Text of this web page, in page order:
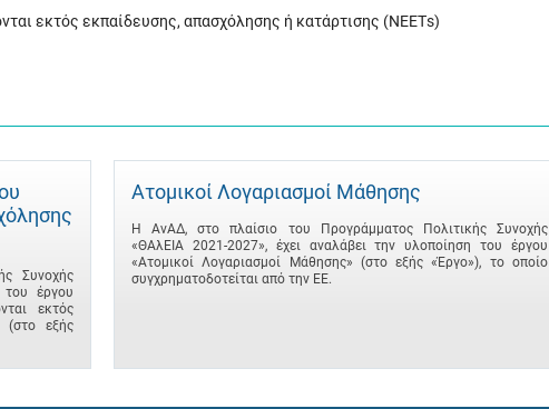
εκτός εκπαίδευσης, απασχόλησης ή κατάρτισης (ΝΕΕΤs)
Συνοχής
του έργου
εκτός
(στο εξής
Ατομικοί Λογαριασμοί Μάθησης
Η ΑνΑΔ, στο πλαίσιο του Προγράμματος Πολιτικής Συνοχής
«ΘΑλΕΙΑ 2021-2027», έχει αναλάβει την υλοποίηση του έργου
«Ατομικοί Λογαριασμοί Μάθησης» (στο εξής «Έργο»), το οποίο
συγχρηματοδοτείται από την ΕΕ.